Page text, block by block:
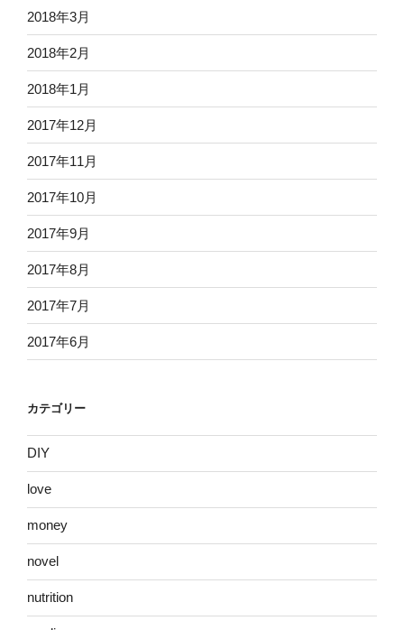
2018年3月
2018年2月
2018年1月
2017年12月
2017年11月
2017年10月
2017年9月
2017年8月
2017年7月
2017年6月
カテゴリー
DIY
love
money
novel
nutrition